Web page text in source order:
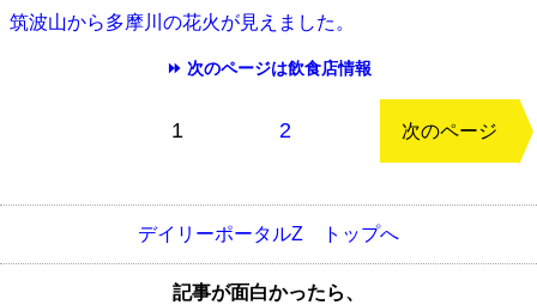
筑波山から多摩川の花火が見えました。
⏩ 次のページは飲食店情報
1 2 次のページ
デイリーポータルZ トップへ
記事が面白かったら、